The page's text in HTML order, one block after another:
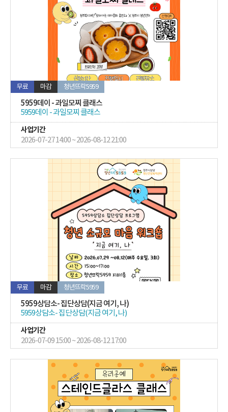
무료 마감 청년뜨락5959
5959데이 - 과일모찌 클래스
5959데이 - 과일모찌 클래스
사업기간
2026-07-27 14:00 ~ 2026-08-12 21:00
무료 마감 청년뜨락5959
5959상담소- 집단상담(지금 여기, 나)
5959상담소- 집단상담(지금 여기, 나)
사업기간
2026-07-09 15:00 ~ 2026-08-12 17:00